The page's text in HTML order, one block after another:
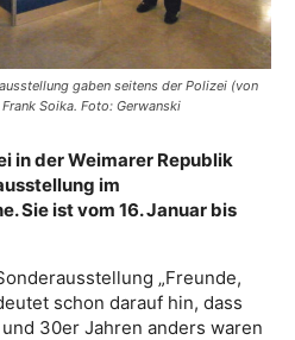
gaben seitens der Polizei (von
Soika. Foto: Gerwanski
in der Weimarer Republik
im
Sie ist vom 16. Januar bis
„Freunde,
schon darauf hin, dass
30er Jahren anders waren